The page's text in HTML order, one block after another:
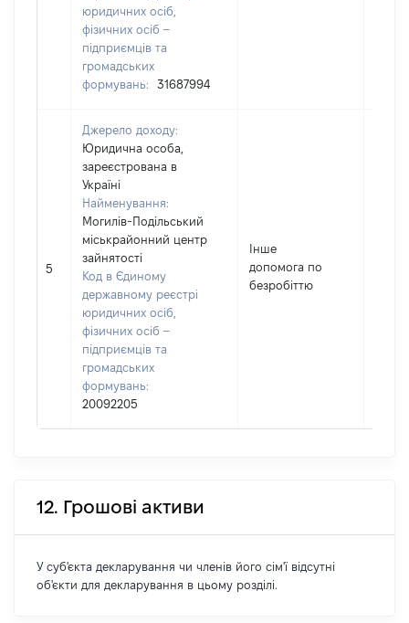
юридичних осіб,
фізичних осіб –
підприємців та
громадських
формувань:
31687994
5
Джерело доходу:
Юридична особа,
зареєстрована в
Україні
Найменування:
Могилів-Подільський
міськрайонний центр
зайнятості
Код в Єдиному
державному реєстрі
юридичних осіб,
фізичних осіб –
підприємців та
громадських
формувань:
20092205
Інше
допомога по
безробіттю
12. Грошові активи
У суб'єкта декларування чи членів його сім'ї відсутні
об'єкти для декларування в цьому розділі.